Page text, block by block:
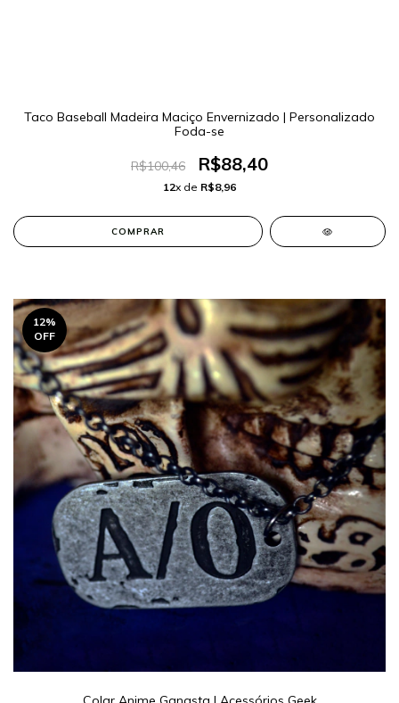
Taco Baseball Madeira Maciço Envernizado | Personalizado
Foda-se
R$100,46 R$88,40
12x de R$8,96
12%
OFF